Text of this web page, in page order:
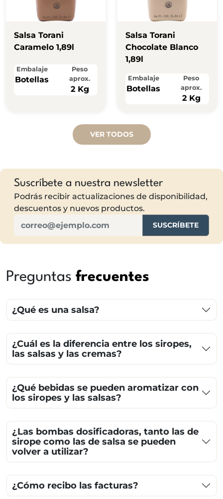
Salsa Torani
Caramelo 1,89l
Embalaje
Botellas
Peso
aprox.
2 Kg
Salsa Torani
Chocolate Blanco
1,89l
Embalaje
Botellas
Peso
aprox.
2 Kg
VER TODOS
Suscríbete a nuestra newsletter
Podrás recibir actualizaciones de disponibilidad,
descuentos y nuevos productos.
SUSCRÍBETE
Preguntas frecuentes
¿Qué es una salsa?
¿Cuál es la diferencia entre los siropes,
las salsas y las cremas?
¿Qué bebidas se pueden aromatizar con
los siropes y las salsas?
¿Las bombas dosificadoras, tanto las de
sirope como las de salsa se pueden
volver a utilizar?
¿Cómo recibo las facturas?